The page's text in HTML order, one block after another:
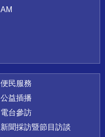
AM
便民服務
公益插播
電台參訪
新聞採訪暨節目訪談